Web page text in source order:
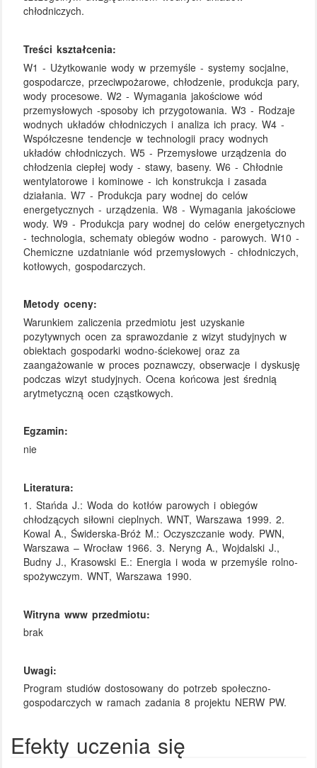
chłodniczych.
Treści kształcenia:
W1 - Użytkowanie wody w przemyśle - systemy socjalne,
gospodarcze, przeciwpożarowe, chłodzenie, produkcja pary,
wody procesowe. W2 - Wymagania jakościowe wód
przemysłowych -sposoby ich przygotowania. W3 - Rodzaje
wodnych układów chłodniczych i analiza ich pracy. W4 -
Współczesne tendencje w technologii pracy wodnych
układów chłodniczych. W5 - Przemysłowe urządzenia do
chłodzenia ciepłej wody - stawy, baseny. W6 - Chłodnie
wentylatorowe i kominowe - ich konstrukcja i zasada
działania. W7 - Produkcja pary wodnej do celów
energetycznych - urządzenia. W8 - Wymagania jakościowe
wody. W9 - Produkcja pary wodnej do celów energetycznych
- technologia, schematy obiegów wodno - parowych. W10 -
Chemiczne uzdatnianie wód przemysłowych - chłodniczych,
kotłowych, gospodarczych.
Metody oceny:
Warunkiem zaliczenia przedmiotu jest uzyskanie
pozytywnych ocen za sprawozdanie z wizyt studyjnych w
obiektach gospodarki wodno-ściekowej oraz za
zaangażowanie w proces poznawczy, obserwacje i dyskusję
podczas wizyt studyjnych. Ocena końcowa jest średnią
arytmetyczną ocen cząstkowych.
Egzamin:
nie
Literatura:
1. Stańda J.: Woda do kotłów parowych i obiegów
chłodzących siłowni cieplnych. WNT, Warszawa 1999. 2.
Kowal A., Świderska-Bróż M.: Oczyszczanie wody. PWN,
Warszawa – Wrocław 1966. 3. Neryng A., Wojdalski J.,
Budny J., Krasowski E.: Energia i woda w przemyśle rolno-
spożywczym. WNT, Warszawa 1990.
Witryna www przedmiotu:
brak
Uwagi:
Program studiów dostosowany do potrzeb społeczno-
gospodarczych w ramach zadania 8 projektu NERW PW.
Efekty uczenia się